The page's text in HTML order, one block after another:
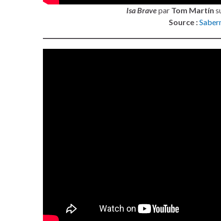
Isa Bravepar Tom Martín
Source :